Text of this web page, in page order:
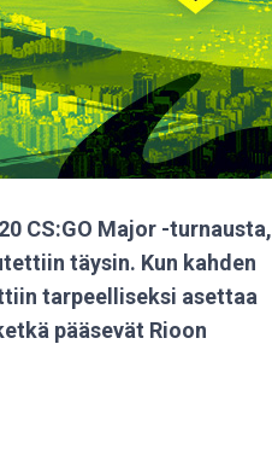
CS:GO Major -turnausta,
täysin. Kun kahden
tarpeelliseksi asettaa
pääsevät Rioon